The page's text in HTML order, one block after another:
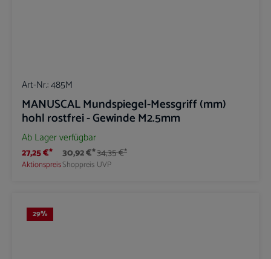
Art-Nr.:485M
MANUSCAL Mundspiegel-Messgriff (mm)
hohl rostfrei - Gewinde M2.5mm
Ab Lager verfügbar
27,25 €*
Aktionspreis
30,92 €*
Shoppreis
34,35 €*
UVP
29%